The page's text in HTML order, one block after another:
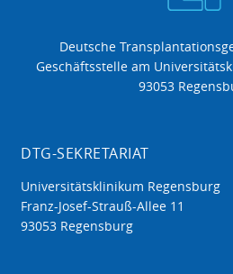
Deutsche
Geschäftsstelle am
93053
DTG-SEKRETARIAT
Universitätsklinikum Regensburg
Franz-Josef-Strauß-Allee 11
93053 Regensburg